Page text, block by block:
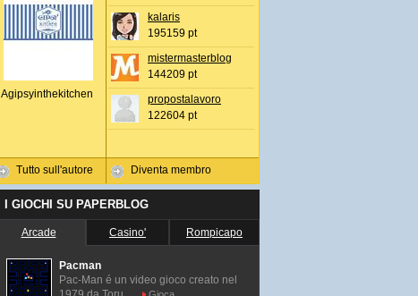
Agipsyinthekitchen
Tutto sull'autore
kalaris
195159 pt
mistermasterblog
144209 pt
propostalavoro
122604 pt
Diventa membro
I GIOCHI SU PAPERBLOG
Arcade Casino' Rompicapo
Pacman
Pac-Man é un video gioco creato nel